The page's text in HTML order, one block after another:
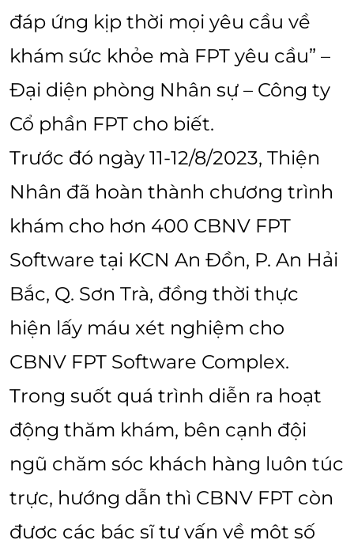
đáp ứng kịp thời mọi yêu cầu về
khám sức khỏe mà FPT yêu cầu” –
Đại diện phòng Nhân sự – Công ty
Cổ phần FPT cho biết.
Trước đó ngày 11-12/8/2023, Thiện
Nhân đã hoàn thành chương trình
khám cho hơn 400 CBNV FPT
Software tại KCN An Đồn, P. An Hải
Bắc, Q. Sơn Trà, đồng thời thực
hiện lấy máu xét nghiệm cho
CBNV FPT Software Complex.
Trong suốt quá trình diễn ra hoạt
động thăm khám, bên cạnh đội
ngũ chăm sóc khách hàng luôn túc
trực, hướng dẫn thì CBNV FPT còn
được các bác sĩ tư vấn về một số